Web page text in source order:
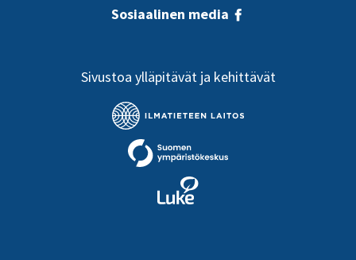
Sosiaalinen media
Sivustoa ylläpitävät ja kehittävät